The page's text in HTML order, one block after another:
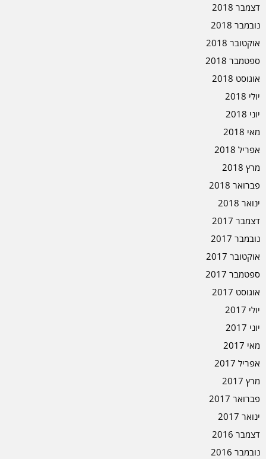
דצמבר 2018
נובמבר 2018
אוקטובר 2018
ספטמבר 2018
אוגוסט 2018
יולי 2018
יוני 2018
מאי 2018
אפריל 2018
מרץ 2018
פברואר 2018
ינואר 2018
דצמבר 2017
נובמבר 2017
אוקטובר 2017
ספטמבר 2017
אוגוסט 2017
יולי 2017
יוני 2017
מאי 2017
אפריל 2017
מרץ 2017
פברואר 2017
ינואר 2017
דצמבר 2016
נובמבר 2016